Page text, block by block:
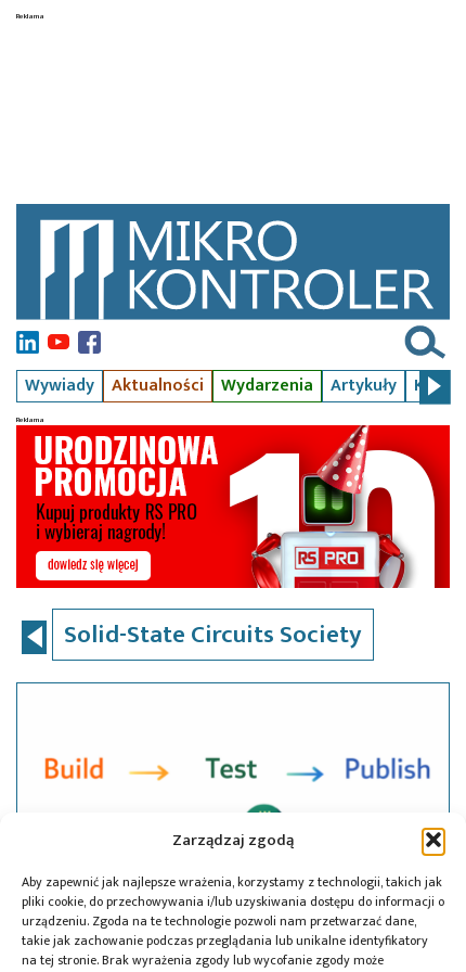
Zarządzaj zgodą
Aby zapewnić jak najlepsze wrażenia, korzystamy z technologii, takich jak
pliki cookie, do przechowywania i/lub uzyskiwania dostępu do informacji o
urządzeniu. Zgoda na te technologie pozwoli nam przetwarzać dane,
takie jak zachowanie podczas przeglądania lub unikalne identyfikatory
na tej stronie. Brak wyrażenia zgody lub wycofanie zgody może
Wywiady Aktualności Wydarzenia Artykuły Kursy
Solid-State Circuits Society